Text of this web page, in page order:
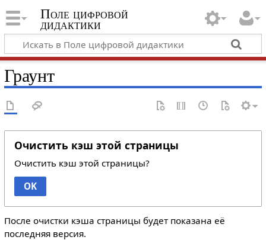
Поле цифровой
дидактики
Граунт
Очистить кэш этой страницы
Очистить кэш этой страницы?
OK
После очистки кэша страницы будет показана её
последняя версия.